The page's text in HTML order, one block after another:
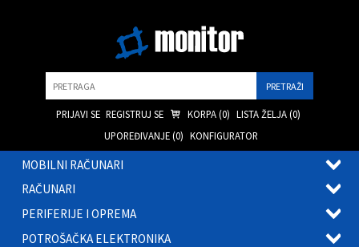
PRIJAVI SE REGISTRUJ SE KORPA (0) LISTA ŽELJA (0)
UPOREĐIVANJE (0) KONFIGURATOR
MOBILNI RAČUNARI
RAČUNARI
PERIFERIJE I OPREMA
POTROŠAČKA ELEKTRONIKA